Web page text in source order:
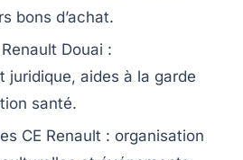
bons d’achat.
Douai :
juridique, aides à la garde
santé.
CE Renault : organisation